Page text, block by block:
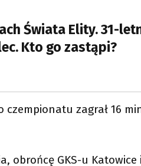
Świata Elity. 31-
Kto go zastąpi?
zagrał 16
obrońcę GKS-u